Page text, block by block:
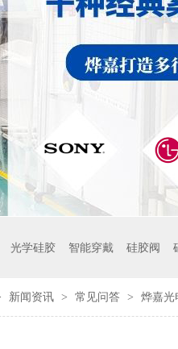
光学硅胶 智能穿戴 硅胶阀
新闻资讯 > 常见问答 > 烨嘉光